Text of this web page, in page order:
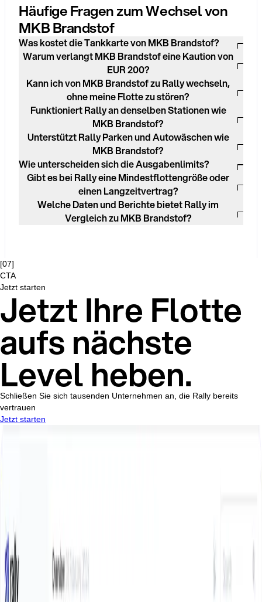
Häufige Fragen zum Wechsel von
MKB Brandstof
Was kostet die Tankkarte von MKB Brandstof?
Warum verlangt MKB Brandstof eine Kaution von
EUR 200?
Kann ich von MKB Brandstof zu Rally wechseln,
ohne meine Flotte zu stören?
Funktioniert Rally an denselben Stationen wie
MKB Brandstof?
Unterstützt Rally Parken und Autowäschen wie
MKB Brandstof?
Wie unterscheiden sich die Ausgabenlimits?
Gibt es bei Rally eine Mindestflottengröße oder
einen Langzeitvertrag?
Welche Daten und Berichte bietet Rally im
Vergleich zu MKB Brandstof?
[07]
CTA
Jetzt starten
Jetzt Ihre Flotte
aufs nächste
Level heben.
Schließen Sie sich tausenden Unternehmen an, die Rally bereits
vertrauen
Jetzt starten